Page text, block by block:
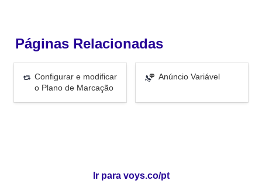
Páginas Relacionadas
Plano de Marcação
Configurar e modificar
o Plano de Marcação
Anúncio Variável
Ir para voys.co/pt